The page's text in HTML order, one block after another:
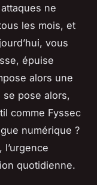
ne
les mois, et
vous
épuise
alors une
se pose alors,
comme Fyssec
numérique ?
quotidienne.